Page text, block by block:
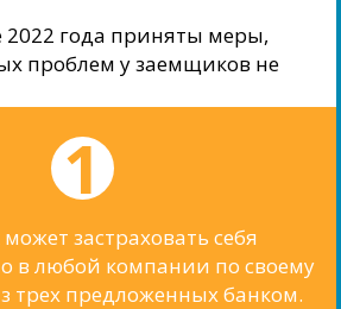
года приняты меры,
проблем у заемщиков не
застраховать себя
в любой компании по своему
трех предложенных банком.